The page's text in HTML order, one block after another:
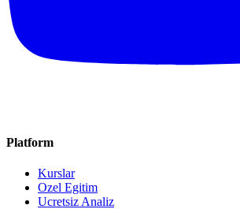
Platform
Kurslar
Ozel Egitim
Ucretsiz Analiz